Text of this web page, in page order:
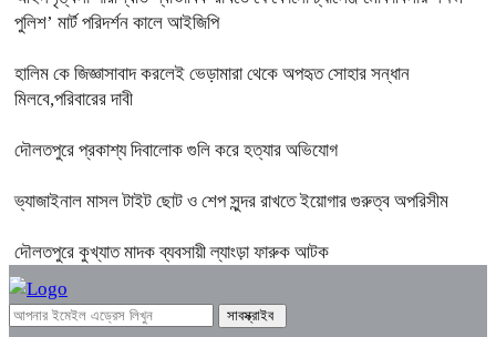
পুলিশ’ মার্ট পরিদর্শন কালে আইজিপি
হালিম কে জিজ্ঞাসাবাদ করলেই ভেড়ামারা থেকে অপহৃত সোহার সন্ধান
মিলবে,পরিবারের দাবী
দৌলতপুরে প্রকাশ্য দিবালোক গুলি করে হত্যার অভিযোগ
ভ্যাজাইনাল মাসল টাইট ছোট ও শেপ সুন্দর রাখতে ইয়োগার গুরুত্ব অপরিসীম
দৌলতপুরে কুখ্যাত মাদক ব্যবসায়ী ল্যাংড়া ফারুক আটক